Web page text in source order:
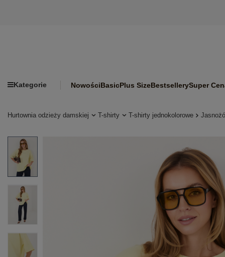
Kategorie NowościBasicPlus SizeBestsellerySuper
Hurtownia odzieży damskiej T-shirty T-shirty jednokolorowe